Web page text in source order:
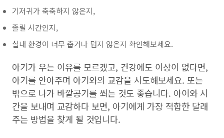
기저귀가 축축하지 않은지,
졸릴 시간인지,
실내 환경이 너무 춥거나 덥지 않은지 확인해보세요.
아기가 우는 이유를 모르겠고, 건강에도 이상이 없다면,
아기를 안아주며 아기와의 교감을 시도해보세요. 또는
밖으로 나가 바깥공기를 쐬는 것도 좋습니다. 아이와 시
간을 보내며 교감하다 보면, 아기에게 가장 적합한 달래
주는 방법을 찾게 될 것입니다.